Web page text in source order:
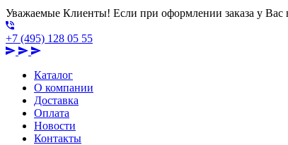
Уважаемые Клиенты! Если при оформлении заказа у Вас
+7 (495) 128 05 55
Каталог
О компании
Доставка
Оплата
Новости
Контакты